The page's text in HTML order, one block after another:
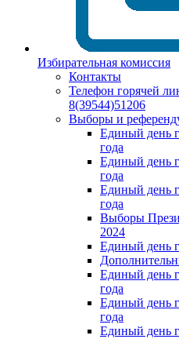
Избирательная комиссия
Контакты
Телефон горячей
8(39544)51206
Выборы и
Единый день
года
Единый день
года
Единый день
года
Выборы
2024
Единый день
Единый день
года
Единый день
года
Единый день